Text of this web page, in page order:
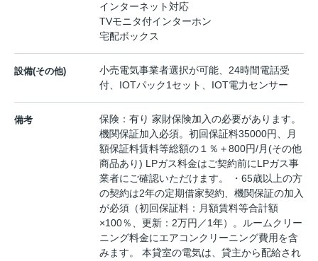
インターネット対応
TVモニタ付インターホン
宅配ボックス
設備(その他)
小売電気事業者選択が可能、24時間電話受
付、IOTパック1セット、IOT電力センサー
備考
保険：有り 家財保険加入の必要があります。
機関保証加入必須。初回保証料35000円、月
額保証料賃料等総額の１％＋800円/月(その他
商品あり) LPガス料金はご契約前にLPガス事
業者にご確認いただけます。 ・65歳以上の方
の契約は2年の定期借家契約、機関保証の加入
が必須（初回保証料：月額賃料等合計額
×100％、更新：2万円／1年）。ルームクリー
ニング料金にエアコンクリーニング費用を含
みます。 本貸室の電気は、貸主から配給され